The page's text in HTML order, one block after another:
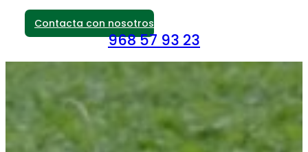
Contacta con nosotros
968 57 93 23